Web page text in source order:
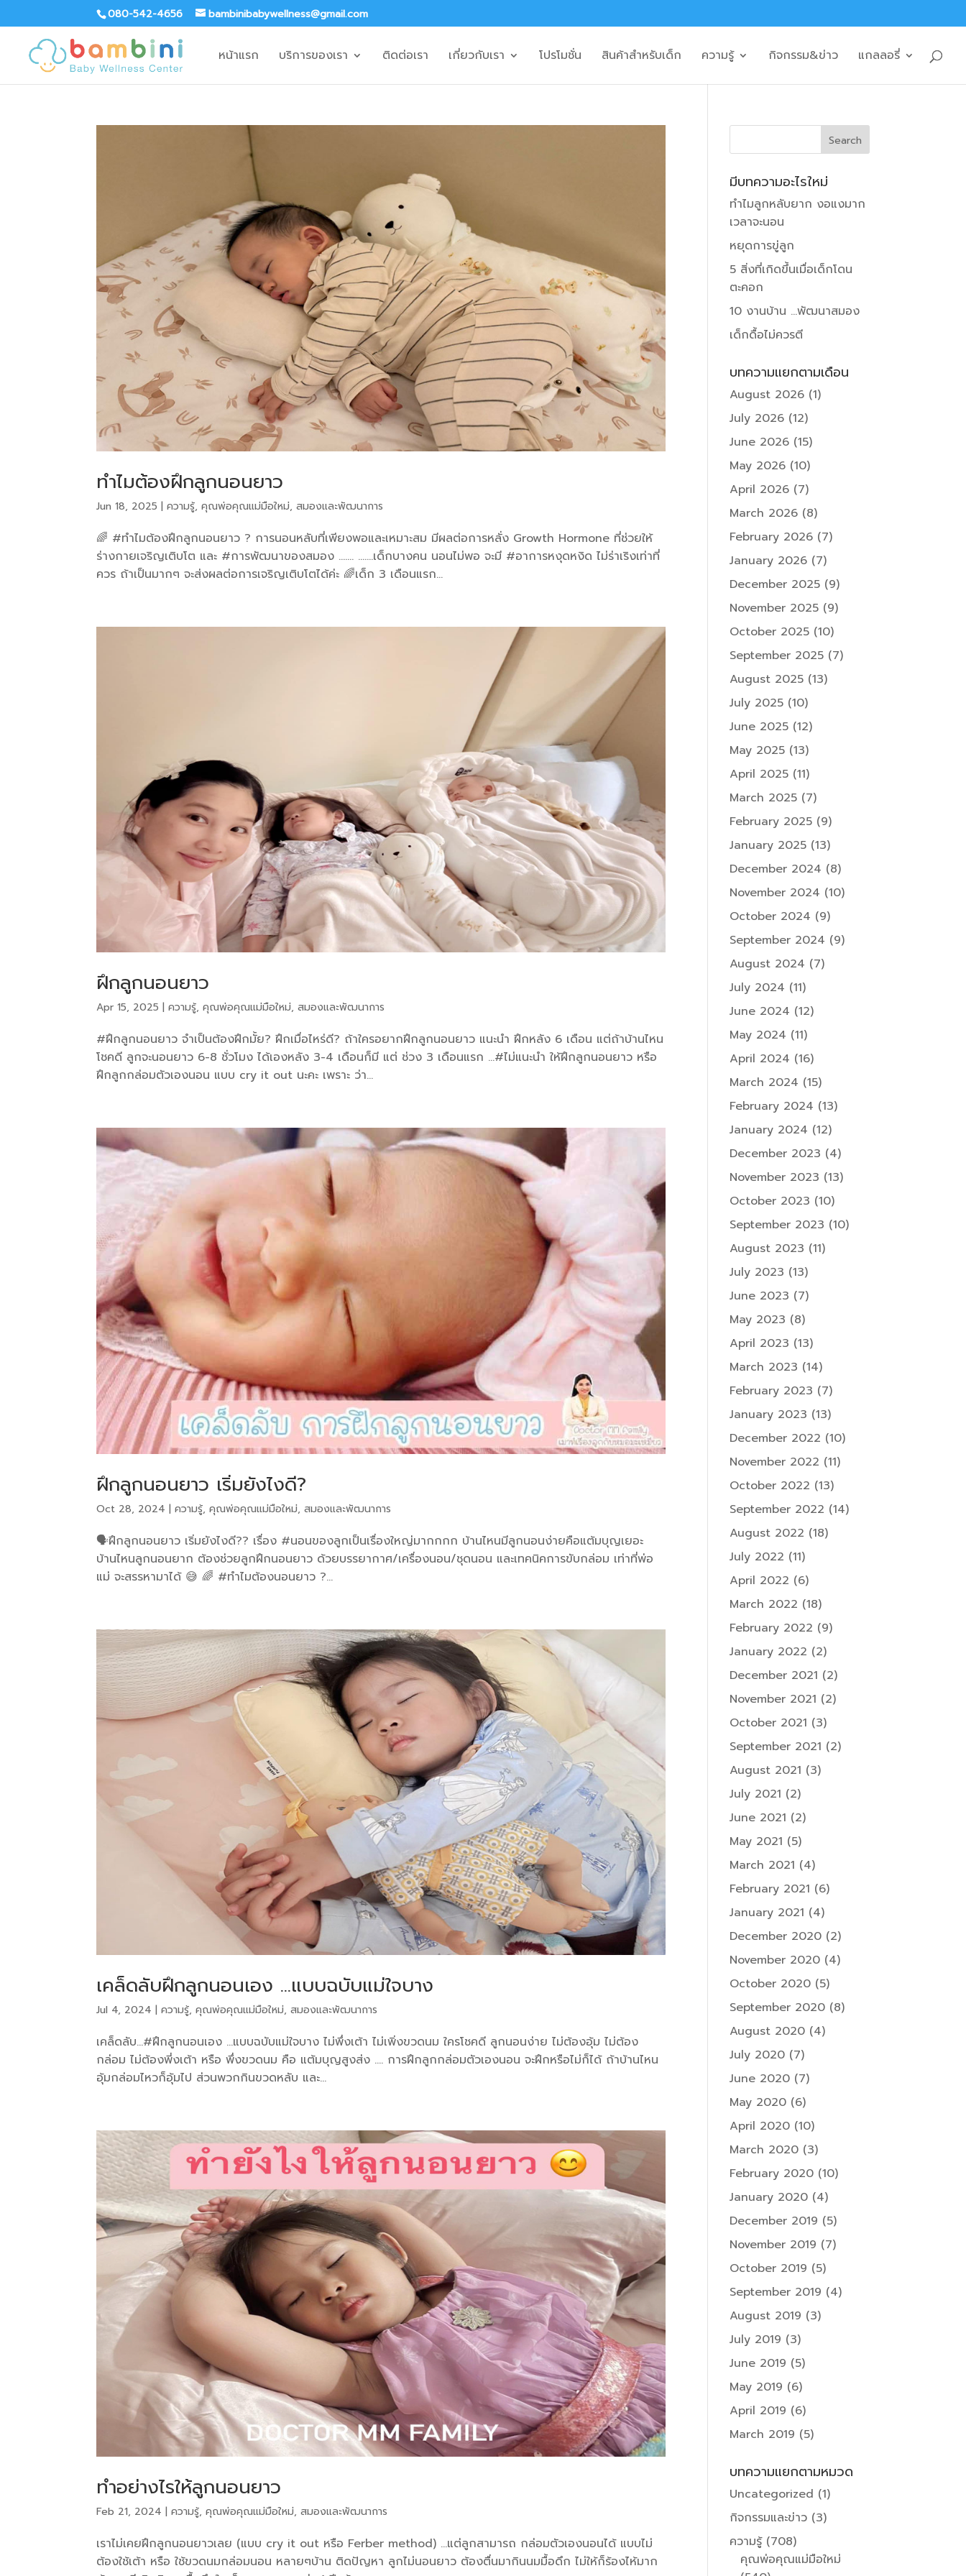
080-542-4656 bambinibabywellness@gmail.com
หน้าแรก บริการของเรา ติดต่อเรา เกี่ยวกับเรา โปรโมชั่น สินค้าสำหรับเด็ก ความรู้ กิจกรรม&ข่าว แกลลอรี่
ทำไมต้องฝึกลูกนอนยาว
Jun 18, 2025 |ความรู้,คุณพ่อคุณแม่มือใหม่,สมองและพัฒนาการ
🌈 #ทำไมต้องฝึกลูกนอนยาว ? การนอนหลับที่เพียงพอและเหมาะสม มีผลต่อการหลั่ง Growth Hormone ที่ช่วยให้
ร่างกายเจริญเติบโต และ #การพัฒนาของสมอง ……. …….เด็กบางคน นอนไม่พอ จะมี #อาการหงุดหงิด ไม่ร่าเริงเท่าที่
ควร ถ้าเป็นมากๆ จะส่งผลต่อการเจริญเติบโตได้ค่ะ 🌈เด็ก 3 เดือนแรก...
ฝึกลูกนอนยาว
Apr 15, 2025 |ความรู้,คุณพ่อคุณแม่มือใหม่,สมองและพัฒนาการ
#ฝึกลูกนอนยาว จำเป็นต้องฝึกมั้ย? ฝึกเมื่อไหร่ดี? ถ้าใครอยากฝึกลูกนอนยาว แนะนำ ฝึกหลัง 6 เดือน แต่ถ้าบ้านไหน
โชคดี ลูกจะนอนยาว 6-8 ชั่วโมง ได้เองหลัง 3-4 เดือนก็มี แต่ ช่วง 3 เดือนแรก …#ไม่แนะนำ ให้ฝึกลูกนอนยาว หรือ
ฝึกลูกกล่อมตัวเองนอน แบบ cry it out นะคะ เพราะ ว่า...
ฝึกลูกนอนยาว เริ่มยังไงดี?
Oct 28, 2024 |ความรู้,คุณพ่อคุณแม่มือใหม่,สมองและพัฒนาการ
🗣ฝึกลูกนอนยาว เริ่มยังไงดี?? เรื่อง #นอนของลูกเป็นเรื่องใหญ่มากกกก บ้านไหนมีลูกนอนง่ายคือแต้มบุญเยอะ
บ้านไหนลูกนอนยาก ต้องช่วยลูกฝึกนอนยาว ด้วยบรรยากาศ/เครื่องนอน/ชุดนอน และเทคนิคการขับกล่อม เท่าที่พ่อ
แม่ จะสรรหามาได้ 😅 🌈 #ทำไมต้องนอนยาว ?...
เคล็ดลับฝึกลูกนอนเอง …แบบฉบับแม่ใจบาง
Jul 4, 2024 |ความรู้,คุณพ่อคุณแม่มือใหม่,สมองและพัฒนาการ
เคล็ดลับ…#ฝึกลูกนอนเอง …แบบฉบับแม่ใจบาง ไม่พึ่งเต้า ไม่เพิ่งขวดนม ใครโชคดี ลูกนอนง่าย ไม่ต้องอุ้ม ไม่ต้อง
กล่อม ไม่ต้องพี่งเต้า หรือ พึ่งขวดนม คือ แต้มบุญสูงส่ง …. การฝึกลูกกล่อมตัวเองนอน จะฝึกหรือไม่ก็ได้ ถ้าบ้านไหน
อุ้มกล่อมไหวก็อุ้มไป ส่วนพวกกินขวดหลับ และ...
ทำอย่างไรให้ลูกนอนยาว
Feb 21, 2024 |ความรู้,คุณพ่อคุณแม่มือใหม่,สมองและพัฒนาการ
เราไม่เคยฝึกลูกนอนยาวเลย (แบบ cry it out หรือ Ferber method) …แต่ลูกสามารถ กล่อมตัวเองนอนได้ แบบไม่
ต้องใช้เต้า หรือ ใช้ขวดนมกล่อมนอน หลายๆบ้าน ติดปัญหา ลูกไม่นอนยาว ต้องตื่นมากินนมมื้อดึก ไม่ให้ก็ร้องไห้มาก
มีบทความอะไรใหม่
ทำไมลูกหลับยาก งอแงมาก
เวลาจะนอน
หยุดการขู่ลูก
5 สิ่งที่เกิดขึ้นเมื่อเด็กโดน
ตะคอก
10 งานบ้าน …พัฒนาสมอง
เด็กดื้อไม่ควรตี
บทความแยกตามเดือน
August 2026 (1)
July 2026 (12)
June 2026 (15)
May 2026 (10)
April 2026 (7)
March 2026 (8)
February 2026 (7)
January 2026 (7)
December 2025 (9)
November 2025 (9)
October 2025 (10)
September 2025 (7)
August 2025 (13)
July 2025 (10)
June 2025 (12)
May 2025 (13)
April 2025 (11)
March 2025 (7)
February 2025 (9)
January 2025 (13)
December 2024 (8)
November 2024 (10)
October 2024 (9)
September 2024 (9)
August 2024 (7)
July 2024 (11)
June 2024 (12)
May 2024 (11)
April 2024 (16)
March 2024 (15)
February 2024 (13)
January 2024 (12)
December 2023 (4)
November 2023 (13)
October 2023 (10)
September 2023 (10)
August 2023 (11)
July 2023 (13)
June 2023 (7)
May 2023 (8)
April 2023 (13)
March 2023 (14)
February 2023 (7)
January 2023 (13)
December 2022 (10)
November 2022 (11)
October 2022 (13)
September 2022 (14)
August 2022 (18)
July 2022 (11)
April 2022 (6)
March 2022 (18)
February 2022 (9)
January 2022 (2)
December 2021 (2)
November 2021 (2)
October 2021 (3)
September 2021 (2)
August 2021 (3)
July 2021 (2)
June 2021 (2)
May 2021 (5)
March 2021 (4)
February 2021 (6)
January 2021 (4)
December 2020 (2)
November 2020 (4)
October 2020 (5)
September 2020 (8)
August 2020 (4)
July 2020 (7)
June 2020 (7)
May 2020 (6)
April 2020 (10)
March 2020 (3)
February 2020 (10)
January 2020 (4)
December 2019 (5)
November 2019 (7)
October 2019 (5)
September 2019 (4)
August 2019 (3)
July 2019 (3)
June 2019 (5)
May 2019 (6)
April 2019 (6)
March 2019 (5)
บทความแยกตามหมวด
Uncategorized (1)
กิจกรรมและข่าว (3)
ความรู้(708)
คุณพ่อคุณแม่มือใหม่